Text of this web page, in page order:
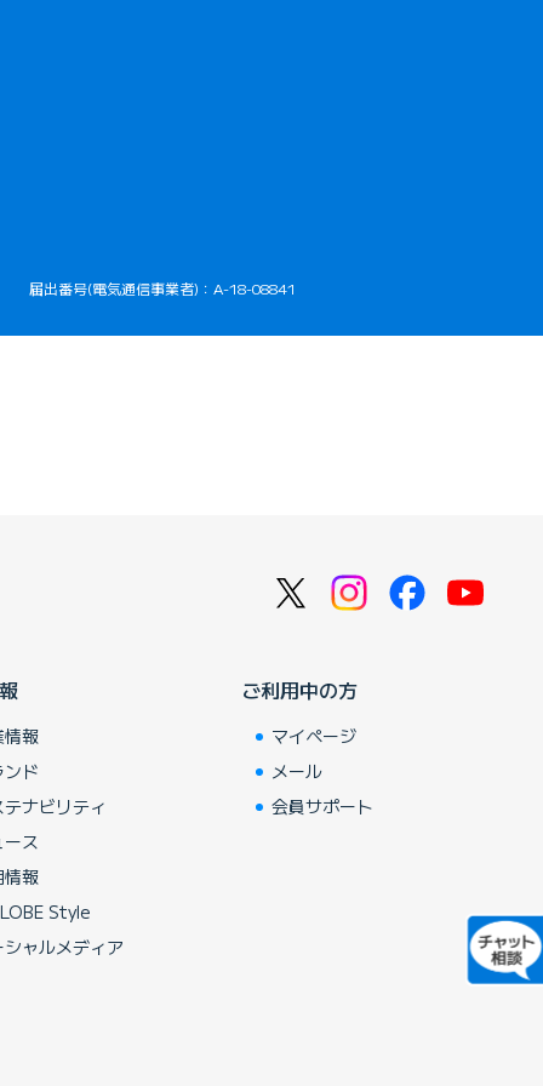
きます）
届出番号(電気通信事業者)：A-18-08841
情報
ンド
ナビリティ
ース
情報
Style
シャルメディア
ご利用中の方
マイページ
メール
会員サポート